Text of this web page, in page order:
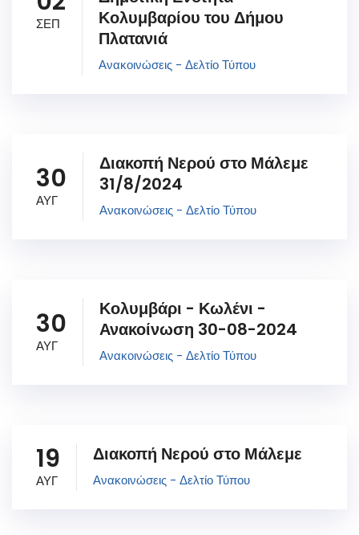
ΣΕΠ
Κολυμβαρίου του Δήμου
Πλατανιά
Ανακοινώσεις - Δελτίο Τύπου
30
ΑΥΓ
Διακοπή Νερού στο Μάλεμε
31/8/2024
Ανακοινώσεις - Δελτίο Τύπου
30
ΑΥΓ
Κολυμβάρι - Κωλένι -
Ανακοίνωση 30-08-2024
Ανακοινώσεις - Δελτίο Τύπου
19
ΑΥΓ
Διακοπή Νερού στο Μάλεμε
Ανακοινώσεις - Δελτίο Τύπου